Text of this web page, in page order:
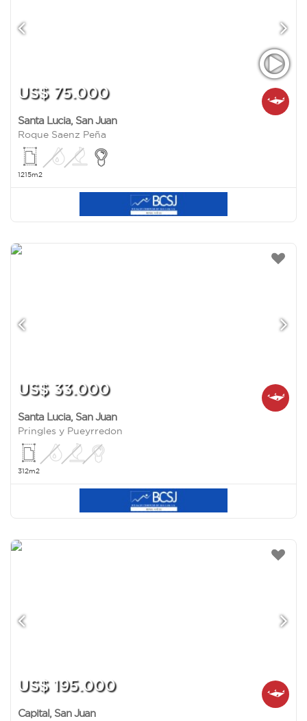
US$ 75.000
Santa Lucia, San Juan
Roque Saenz Peña
1215m2
US$ 33.000
Santa Lucia, San Juan
Pringles y Pueyrredon
312m2
US$ 195.000
Capital, San Juan